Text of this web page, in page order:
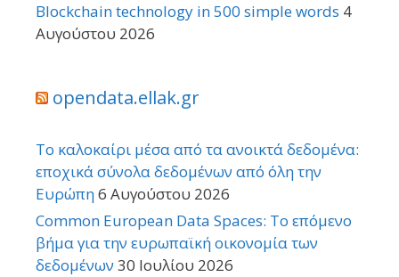
Blockchain technology in 500 simple words 4
Αυγούστου 2026
opendata.ellak.gr
Το καλοκαίρι μέσα από τα ανοικτά δεδομένα:
εποχικά σύνολα δεδομένων από όλη την
Ευρώπη6 Αυγούστου 2026
Common European Data Spaces: Το επόμενο
βήμα για την ευρωπαϊκή οικονομία των
δεδομένων 30 Ιουλίου 2026